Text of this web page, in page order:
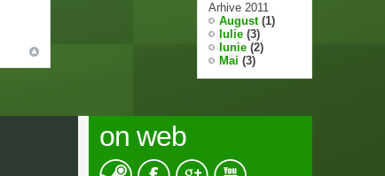
Arhive 2011
August(1)
Iulie (3)
Iunie (2)
Mai (3)
on web